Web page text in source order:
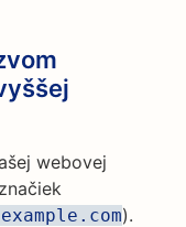
webovej
).